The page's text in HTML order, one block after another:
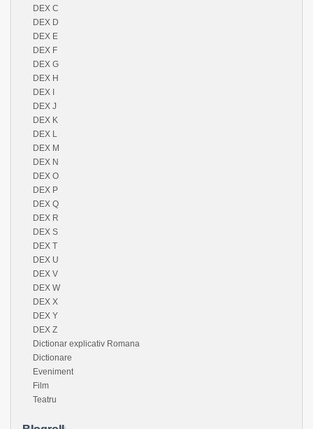
DEX C
DEX D
DEX E
DEX F
DEX G
DEX H
DEX I
DEX J
DEX K
DEX L
DEX M
DEX N
DEX O
DEX P
DEX Q
DEX R
DEX S
DEX T
DEX U
DEX V
DEX W
DEX X
DEX Y
DEX Z
Dictionar explicativ Romana
Dictionare
Eveniment
Film
Teatru